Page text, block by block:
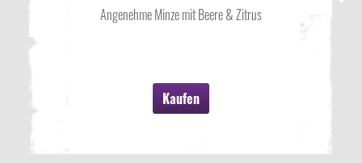
Angenehme Minze mit Beere & Zitrus
Kaufen